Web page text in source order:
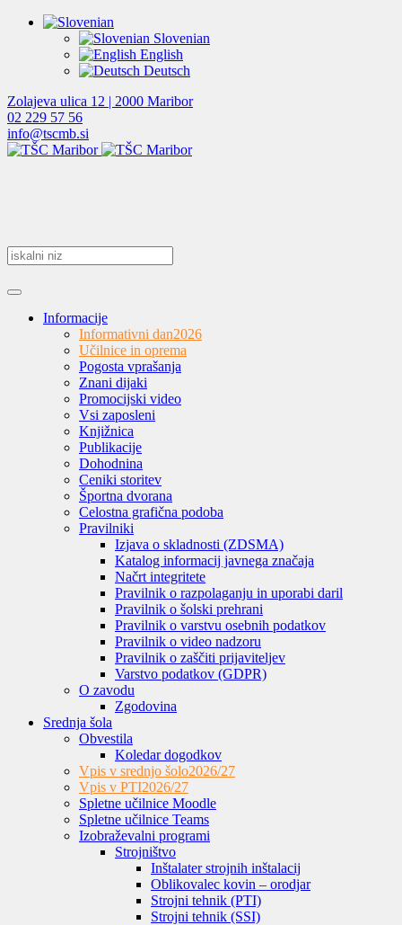
Slovenian
English
Deutsch
Zolajeva ulica 12 | 2000 Maribor
02 229 57 56
info@tscmb.si
Informacije
Informativni dan2026
Učilnice in oprema
Pogosta vprašanja
Znani dijaki
Promocijski video
Vsi zaposleni
Knjižnica
Publikacije
Dohodnina
Ceniki storitev
Športna dvorana
Celostna grafična podoba
Pravilniki
Izjava o skladnosti (ZDSMA)
Katalog informacij javnega značaja
Načrt integritete
Pravilnik o razpolaganju in uporabi daril
Pravilnik o šolski prehrani
Pravilnik o varstvu osebnih podatkov
Pravilnik o video nadzoru
Pravilnik o zaščiti prijaviteljev
Varstvo podatkov (GDPR)
O zavodu
Zgodovina
Srednja šola
Obvestila
Koledar dogodkov
Vpis v srednjo šolo2026/27
Vpis v PTI2026/27
Spletne učilnice Moodle
Spletne učilnice Teams
Izobraževalni programi
Strojništvo
Inštalater strojnih inštalacij
Oblikovalec kovin – orodjar
Strojni tehnik (PTI)
Strojni tehnik (SSI)